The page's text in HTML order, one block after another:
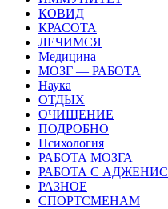
КОВИД
КРАСОТА
ЛЕЧИМСЯ
Медицина
МОЗГ — РАБОТА
Наука
ОТДЫХ
ОЧИЩЕНИЕ
ПОДРОБНО
Психология
РАБОТА МОЗГА
РАБОТА С АДЖЕНИС
РАЗНОЕ
СПОРТСМЕНАМ